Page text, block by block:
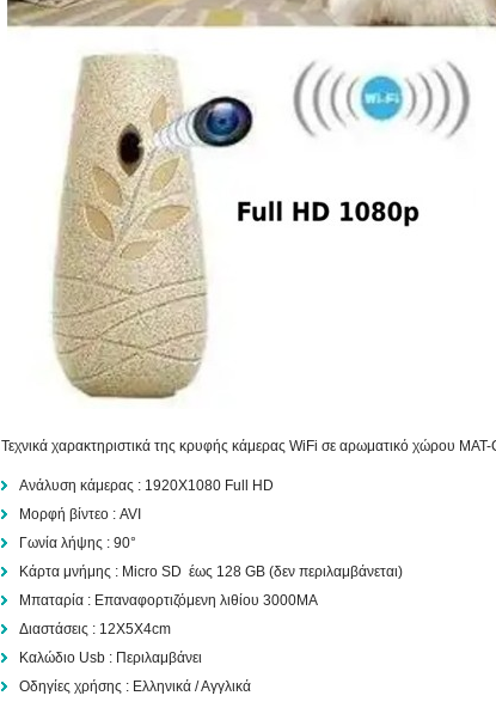
Τεχνικά χαρακτηριστικά της κρυφής κάμερας WiFi σε αρωματικό χώρου MAT-
Ανάλυση κάμερας : 1920X1080 Full HD
Μορφή βίντεο : AVI
Γωνία λήψης : 90°
Κάρτα μνήμης : Micro SD έως 128 GB (δεν περιλαμβάνεται)
Μπαταρία : Επαναφορτιζόμενη λιθίου 3000MA
Διαστάσεις : 12Χ5Χ4cm
Καλώδιο Usb : Περιλαμβάνει
Οδηγίες χρήσης : Ελληνικά / Αγγλικά